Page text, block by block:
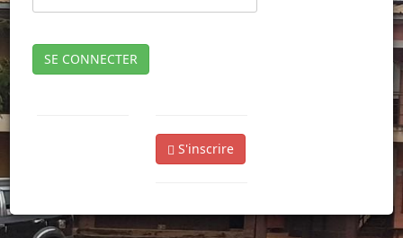
SE CONNECTER
S'inscrire